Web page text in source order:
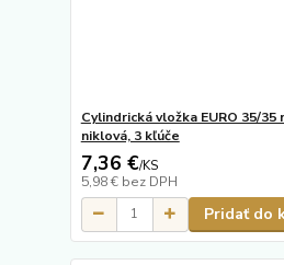
Cylindrická vložka EURO 35/35
niklová, 3 kľúče
7,36 €/KS
5,98 € bez DPH
Pridať do